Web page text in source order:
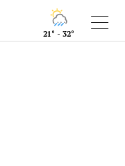
21° - 32°